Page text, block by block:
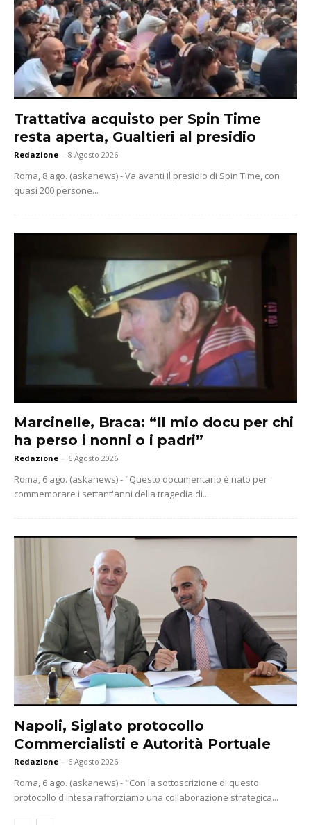
Trattativa acquisto per Spin Time
resta aperta, Gualtieri al presidio
Redazione - 8 Agosto 2026
Roma, 8 ago. (askanews) - Va avanti il presidio di Spin Time, con
quasi 200 persone...
Marcinelle, Braca: “Il mio docu per chi
ha perso i nonni o i padri”
Redazione - 6 Agosto 2026
Roma, 6 ago. (askanews) - "Questo documentario è nato per
commemorare i settant'anni della tragedia di...
Napoli, Siglato protocollo
Commercialisti e Autorità Portuale
Redazione - 6 Agosto 2026
Roma, 6 ago. (askanews) - "Con la sottoscrizione di questo
protocollo d'intesa rafforziamo una collaborazione strategica...